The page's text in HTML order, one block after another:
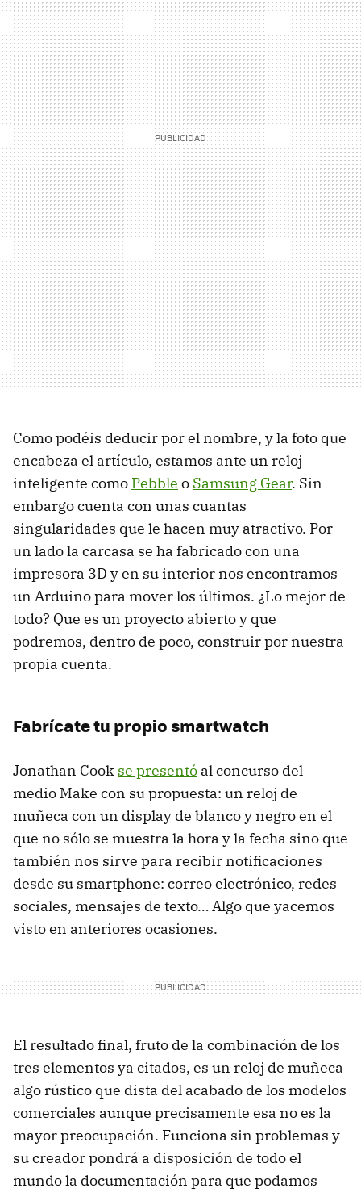
Como podéis deducir por el nombre, y la foto que
encabeza el artículo, estamos ante un reloj
inteligente como Pebble o Samsung Gear. Sin
embargo cuenta con unas cuantas
singularidades que le hacen muy atractivo. Por
un lado la carcasa se ha fabricado con una
impresora 3D y en su interior nos encontramos
un Arduino para mover los últimos. ¿Lo mejor de
todo? Que es un proyecto abierto y que
podremos, dentro de poco, construir por nuestra
propia cuenta.
Fabrícate tu propio smartwatch
Jonathan Cook se presentó al concurso del
medio Make con su propuesta: un reloj de
muñeca con un display de blanco y negro en el
que no sólo se muestra la hora y la fecha sino que
también nos sirve para recibir notificaciones
desde su smartphone: correo electrónico, redes
sociales, mensajes de texto… Algo que yacemos
visto en anteriores ocasiones.
El resultado final, fruto de la combinación de los
tres elementos ya citados, es un reloj de muñeca
algo rústico que dista del acabado de los modelos
comerciales aunque precisamente esa no es la
mayor preocupación. Funciona sin problemas y
su creador pondrá a disposición de todo el
mundo la documentación para que podamos